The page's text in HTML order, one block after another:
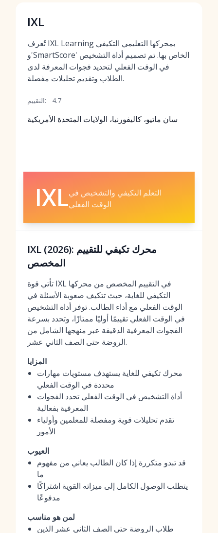
IXL
تُعرف IXL Learning بمحركها التعليمي التكيفي
و'SmartScore' الخاص بها. تم تصميم أداة التشخيص
في الوقت الفعلي لتحديد فجوات المعرفة لدى
الطلاب وتقديم تحليلات مفصلة.
التقييم: 4.7
سان ماتيو، كاليفورنيا، الولايات المتحدة الأمريكية
IXLالتعلم التكيفي والتشخيص في
الوقت الفعلي
IXL (2026): محرك تكيفي للتقييم
المخصص
تأتي قوة IXL في التقييم المخصص من محركها
التكيفي للغاية، حيث تتكيف صعوبة الأسئلة في
الوقت الفعلي مع أداء الطالب. توفر أداة التشخيص
في الوقت الفعلي تقييمًا أوليًا ممتازًا، وتحدد بسرعة
الفجوات المعرفية الدقيقة عبر منهجها الشامل من
الروضة حتى الصف الثاني عشر.
المزايا
محرك تكيفي للغاية يستهدف مستويات مهارات
محددة في الوقت الفعلي
أداة التشخيص في الوقت الفعلي تحدد الفجوات
المعرفية بفعالية
تقدم تحليلات قوية ومفصلة للمعلمين وأولياء
الأمور
العيوب
قد تبدو متكررة إذا كان الطالب يعاني من مفهوم
ما
يتطلب الوصول الكامل إلى ميزاته القوية اشتراكًا
مدفوعًا
لمن هو مناسب
طلاب الروضة حتى الصف الثاني عشر الذين